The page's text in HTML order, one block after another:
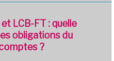
LCB-FT : quelle
obligations du
?